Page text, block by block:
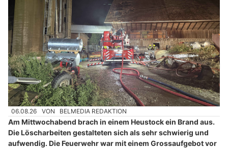
06.08.26 VON BELMEDIA REDAKTION
Am Mittwochabend brach in einem Heustock ein Brand aus.
Die Löscharbeiten gestalteten sich als sehr schwierig und
aufwendig. Die Feuerwehr war mit einem Grossaufgebot vor